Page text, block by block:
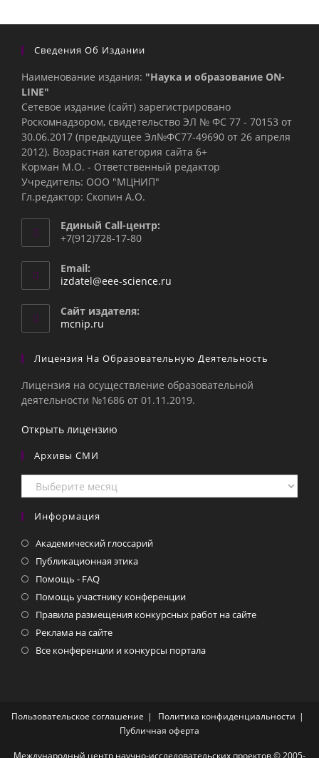
Сведения Об Издании
Наименование издания: "Наука и образование ON-
LINE"
Сетевое издание (сайт) зарегистрировано
Роскомнадзором, свидетельство ЭЛ № ФС 77 - 70153 от
30.06.2017 (предыдущее Эл№ФC77-49690 от 26 апреля
2012). Возрастная категория сайта 6+
Корман М.О. - Ответственный редактор
Учредитель: ООО "МЦНИП"
Гл.редактор: Скопин А.О.
Единый Call-центр:
+7(912)728-17-80
Email:
izdatel@eee-science.ru
Сайт издателя:
mcnip.ru
Лицензия На Образовательную Деятельность
Лицензия на осуществление образовательной
деятельности №1686 от 01.11.2019.
Открыть лицензию
Архивы СМИ
Архивы
СМИ
Информация
Академический глоссарий
Публикационная этика
Помощь - FAQ
Помощь участнику конференции
Правила размещения конкурсных работ на сайте
Реклама на сайте
Все конференции и конкурсы портала
Пользовательское соглашение
Политика конфиденциальности
Публичная оферта
Международный центр научно-исследовательских проектов © 2005-